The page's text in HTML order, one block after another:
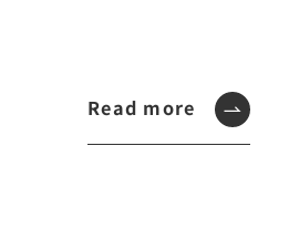
Read more